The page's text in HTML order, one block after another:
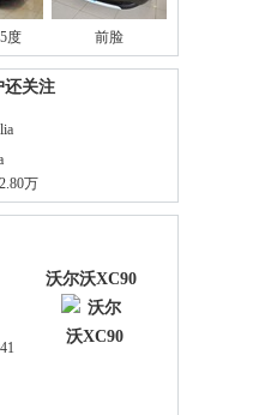
度 前脸
还关注
万
沃尔沃XC90